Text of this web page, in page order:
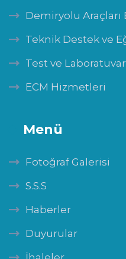
Demiryolu Araçları
Teknik Destek ve
Test ve
ECM Hizmetleri
Menü
Fotoğraf Galerisi
S.S.S
Haberler
Duyurular